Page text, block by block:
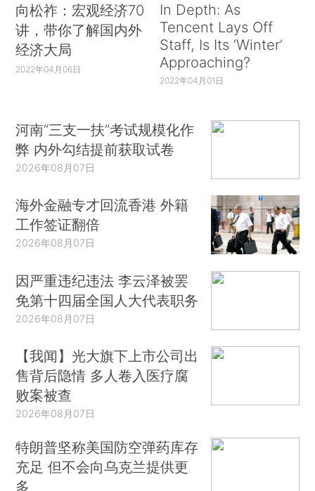
向松祚：宏观经济70
讲，带你了解国内外
经济大局
2022年04月06日
In Depth: As
Tencent Lays Off
Staff, Is Its ‘Winter’
Approaching?
2022年04月01日
河南“三支一扶”考试规模化作
弊 内外勾结提前获取试卷
2026年08月07日
海外金融专才回流香港 外籍
工作签证翻倍
2026年08月07日
因严重违纪违法 李云泽被罢
免第十四届全国人大代表职务
2026年08月07日
【我闻】光大旗下上市公司出
售背后隐情 多人卷入医疗腐
败案被查
2026年08月07日
特朗普坚称美国防空弹药库存
充足 但不会向乌克兰提供更
多